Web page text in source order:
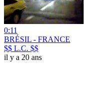
0:11
BRÉSIL - FRANCE
$$ L.C. $$
il y a 20 ans